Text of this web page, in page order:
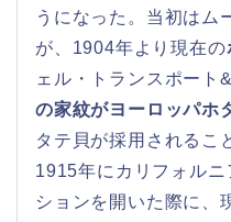
うになった。当初はム
が、1904年より現在の
ェル・トランスポート
の家紋がヨーロッパホ
タテ貝が採用されるこ
1915年にカリフォル
ションを開いた際に、